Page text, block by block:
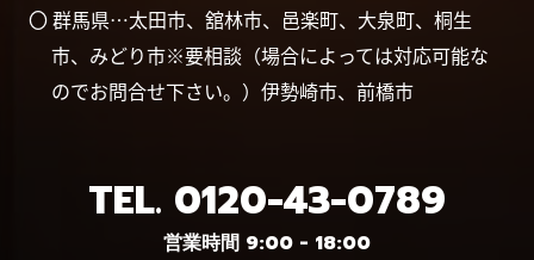
〇 群馬県…太田市、舘林市、邑楽町、大泉町、桐生
市、みどり市※要相談（場合によっては対応可能な
のでお問合せ下さい。）伊勢崎市、前橋市
TEL. 0120-43-0789
営業時間 9:00 - 18:00